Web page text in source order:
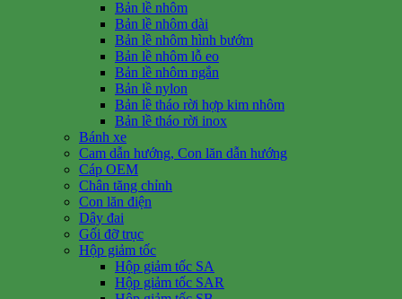
Bản lề nhôm
Bản lề nhôm dài
Bản lề nhôm hình bướm
Bản lề nhôm lỗ eo
Bản lề nhôm ngắn
Bản lề nylon
Bản lề tháo rời hợp kim nhôm
Bản lề tháo rời inox
Bánh xe
Cam dẫn hướng, Con lăn dẫn hướng
Cáp OEM
Chân tăng chỉnh
Con lăn điện
Dây đai
Gối đỡ trục
Hộp giảm tốc
Hộp giảm tốc SA
Hộp giảm tốc SAR